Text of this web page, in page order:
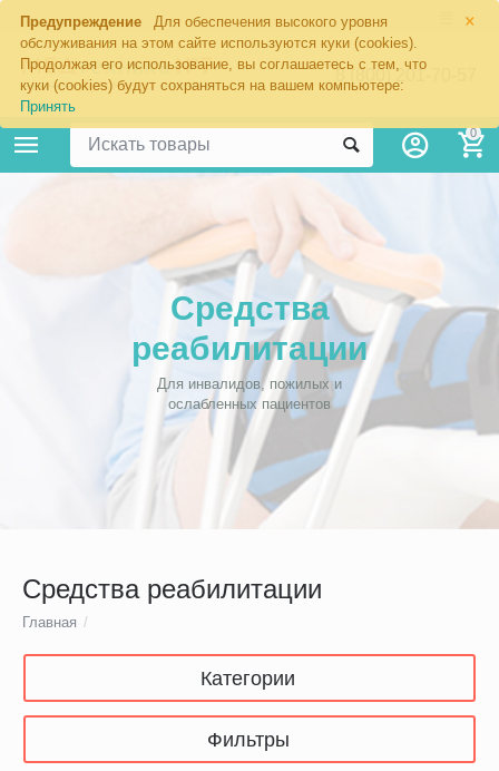
×
Предупреждение
Для обеспечения высокого уровня
обслуживания на этом сайте используются куки (cookies).
Продолжая его использование, вы соглашаетесь с тем, что
куки (cookies) будут сохраняться на вашем компьютере:
Принять
8 (800) 201-70-57
0
Средства
реабилитации
Для инвалидов, пожилых и
ослабленных пациентов
Средства реабилитации
Главная /
Категории
Фильтры